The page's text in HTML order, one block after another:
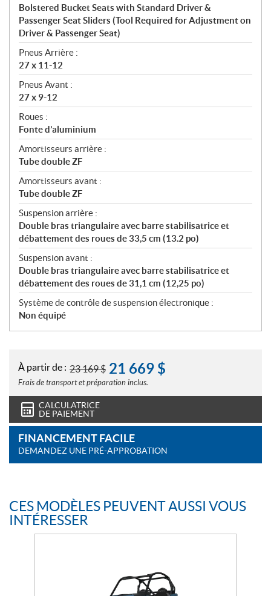
Bolstered Bucket Seats with Standard Driver &
Passenger Seat Sliders (Tool Required for Adjustment on
Driver & Passenger Seat)
Pneus Arrière :
27 x 11-12
Pneus Avant :
27 x 9-12
Roues :
Fonte d’aluminium
Amortisseurs arrière :
Tube double ZF
Amortisseurs avant :
Tube double ZF
Suspension arrière :
Double bras triangulaire avec barre stabilisatrice et
débattement des roues de 33,5 cm (13.2 po)
Suspension avant :
Double bras triangulaire avec barre stabilisatrice et
débattement des roues de 31,1 cm (12,25 po)
Système de contrôle de suspension électronique :
Non équipé
À partir de : 23 169$ 21 669 $
Frais de transport et préparation inclus.
CALCULATRICE
DE PAIEMENT
FINANCEMENT FACILE
DEMANDEZ UNE PRÉ-APPROBATION
CES MODÈLES PEUVENT AUSSI VOUS
INTÉRESSER